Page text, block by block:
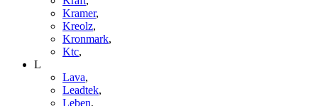
Kramer,
Kreolz,
Kronmark,
Ktc,
L
Lava,
Leadtek,
Leben,